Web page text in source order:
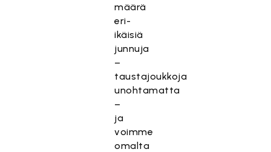
määrä
eri-
ikäisiä
junnuja
–
taustajoukkoja
unohtamatta
–
ja
voimme
omalta